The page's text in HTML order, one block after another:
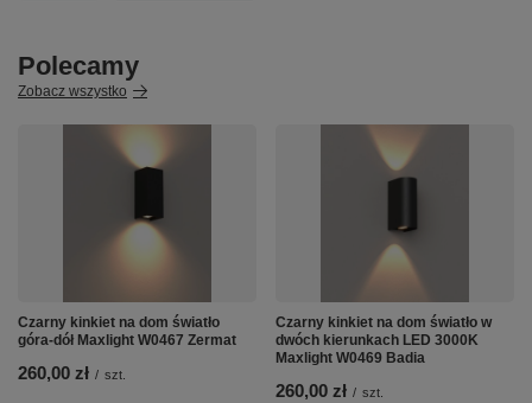
Polecamy
Zobacz wszystko
Czarny kinkiet na dom światło
góra-dół Maxlight W0467 Zermat
260,00 zł / szt.
Czarny kinkiet na dom światło w
dwóch kierunkach LED 3000K
Maxlight W0469 Badia
260,00 zł / szt.